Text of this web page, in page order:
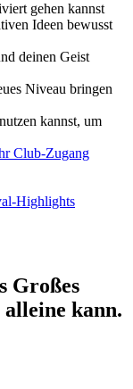
gehen kannst
Ideen bewusst
deinen Geist
Niveau bringen
kannst, um
Club-Zugang
Highlights
Großes
alleine kann.